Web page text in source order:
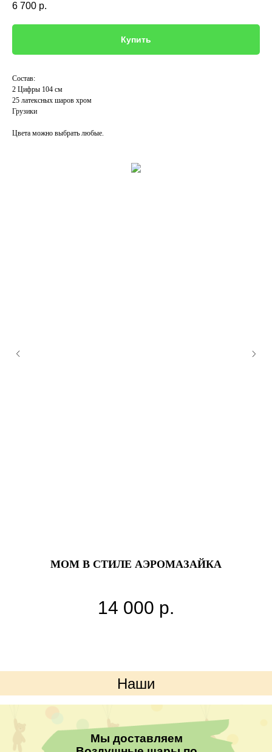
6 700 р.
Купить
Состав:
2 Цифры 104 см
25 латексных шаров хром
Грузики
Цвета можно выбрать любые.
MOM В СТИЛЕ АЭРОМАЗАЙКА
14 000 р.
Наши
преимущества
Мы доставляем